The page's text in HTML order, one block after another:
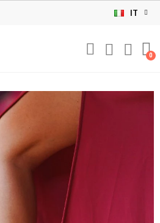
IT